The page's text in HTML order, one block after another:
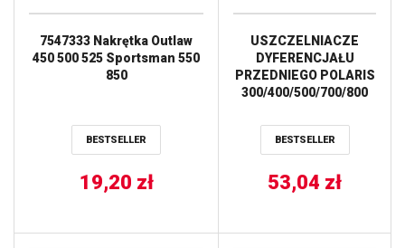
7547333 Nakrętka Outlaw
450 500 525 Sportsman 550
850
BESTSELLER
19,20 zł
USZCZELNIACZE
DYFERENCJAŁU
PRZEDNIEGO POLARIS
300/400/500/700/800
BESTSELLER
53,04 zł